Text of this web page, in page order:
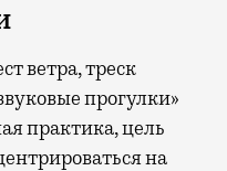
ветра, треск
прогулки»
практика, цель
на